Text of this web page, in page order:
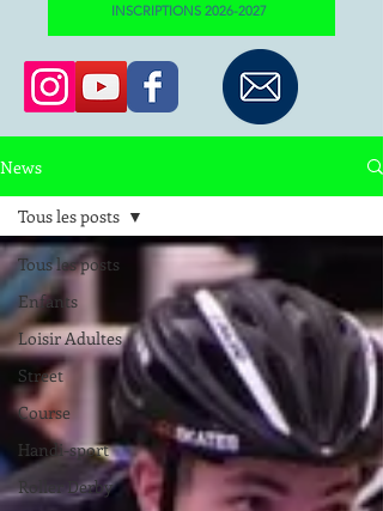
INSCRIPTIONS 2026-2027
News
Tous les posts
Enfants
Loisir Adultes
Street
Course
Handi-sport
Roller Derby
Tous les posts